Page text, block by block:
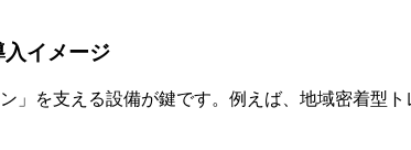
イメージ
」を支える設備が鍵です。例えば、地域密着型